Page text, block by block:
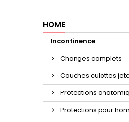
HOME
Incontinence
Changes complets
Couches culottes
Protections
Protections pour